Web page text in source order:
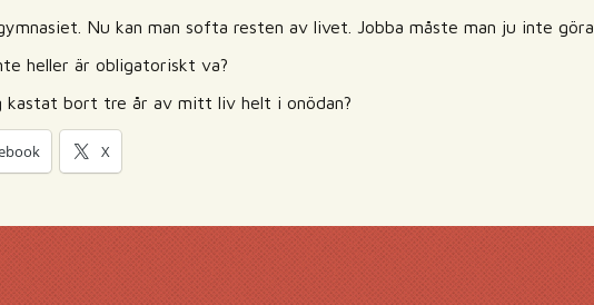
Nu kan man softa resten av livet. Jobba måste man ju inte göra.
heller är obligatoriskt va?
kastat bort tre år av mitt liv helt i onödan?
X